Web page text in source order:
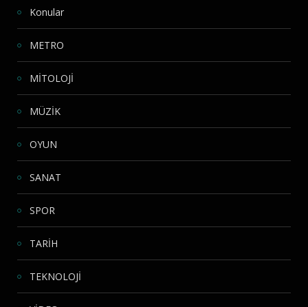
Konular
METRO
MİTOLOJİ
MÜZİK
OYUN
SANAT
SPOR
TARİH
TEKNOLOJİ